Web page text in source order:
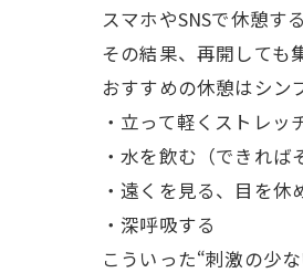
スマホやSNSで休憩す
その結果、再開しても
おすすめの休憩はシン
・立って軽くストレッ
・水を飲む（できれば
・遠くを見る、目を休
・深呼吸する
こういった“刺激の少